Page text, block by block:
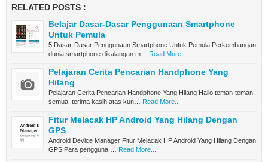
RELATED POSTS :
Belajar Dasar-Dasar Penggunaan Smartphone
Untuk Pemula
5 Dasar-Dasar Penggunaan Smartphone Untuk Pemula Perkembangan
dunia smartphone dikalangan m…
Read More...
Pelajaran Cerita Pencarian Handphone Yang
Hilang
Pelajaran Cerita Pencarian Handphone Yang Hilang Hallo teman-teman
semua, terima kasih atas kun…
Read More...
Fitur Melacak HP Android Yang Hilang Dengan
GPS
Android Device Manager Fitur Melacak HP Android Yang Hilang Dengan
GPS Para pengguna …
Read More...